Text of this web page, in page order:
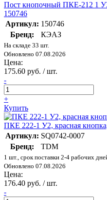
Пост кнопочный ПКЕ-212 1
150746
Артикул: 150746
Бренд:
КЭАЗ
На складе 33 шт.
Обновлено 07.08.2026
Цена:
175.60 руб. / шт.
-
+
Купить
ПКЕ 222-1 У2, красная
Артикул: SQ0742-0007
Бренд:
TDM
1 шт., срок поставки 2-4 рабочих
Обновлено 07.08.2026
Цена:
176.40 руб. / шт.
-